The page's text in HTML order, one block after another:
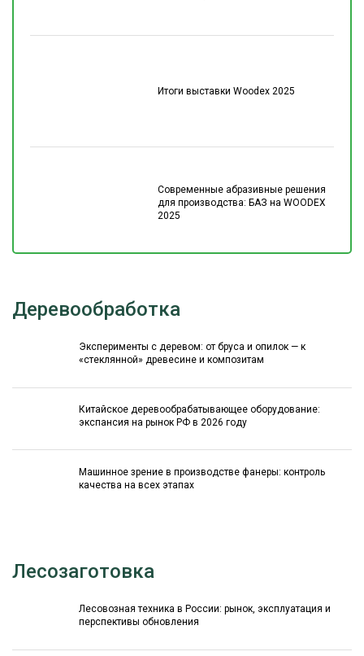
Итоги выставки Woodex 2025
Современные абразивные решения
для производства: БАЗ на WOODEX
2025
Деревообработка
Эксперименты с деревом: от бруса и опилок — к
«стеклянной» древесине и композитам
Китайское деревообрабатывающее оборудование:
экспансия на рынок РФ в 2026 году
Машинное зрение в производстве фанеры: контроль
качества на всех этапах
Лесозаготовка
Лесовозная техника в России: рынок, эксплуатация и
перспективы обновления